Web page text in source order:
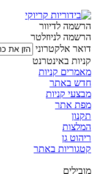
הרשמה לדיוור
הרשמה לניוזלטר
דואר אלקטרוני
קניות באינטרנט
מאמרים קניות
חדש באתר
מבצעי קניות
מפת אתר
תקנון
המלצות
ריהוט גן
קטגוריות באתר
מובילים